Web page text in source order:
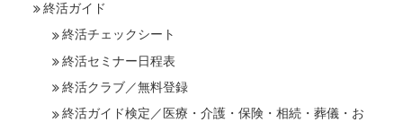
終活ガイド
終活チェックシート
終活セミナー日程表
終活クラブ／無料登録
終活ガイド検定／医療・介護・保険・相続・葬儀・お